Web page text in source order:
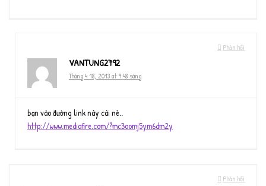
Phản hồi
VANTUNG2792
Tháng 4 18, 2013 at 9:48 sáng
bạn vào đường link này cài nè..
http://www.mediafire.com/?mc3oomj5ym6dm2y
Phản hồi